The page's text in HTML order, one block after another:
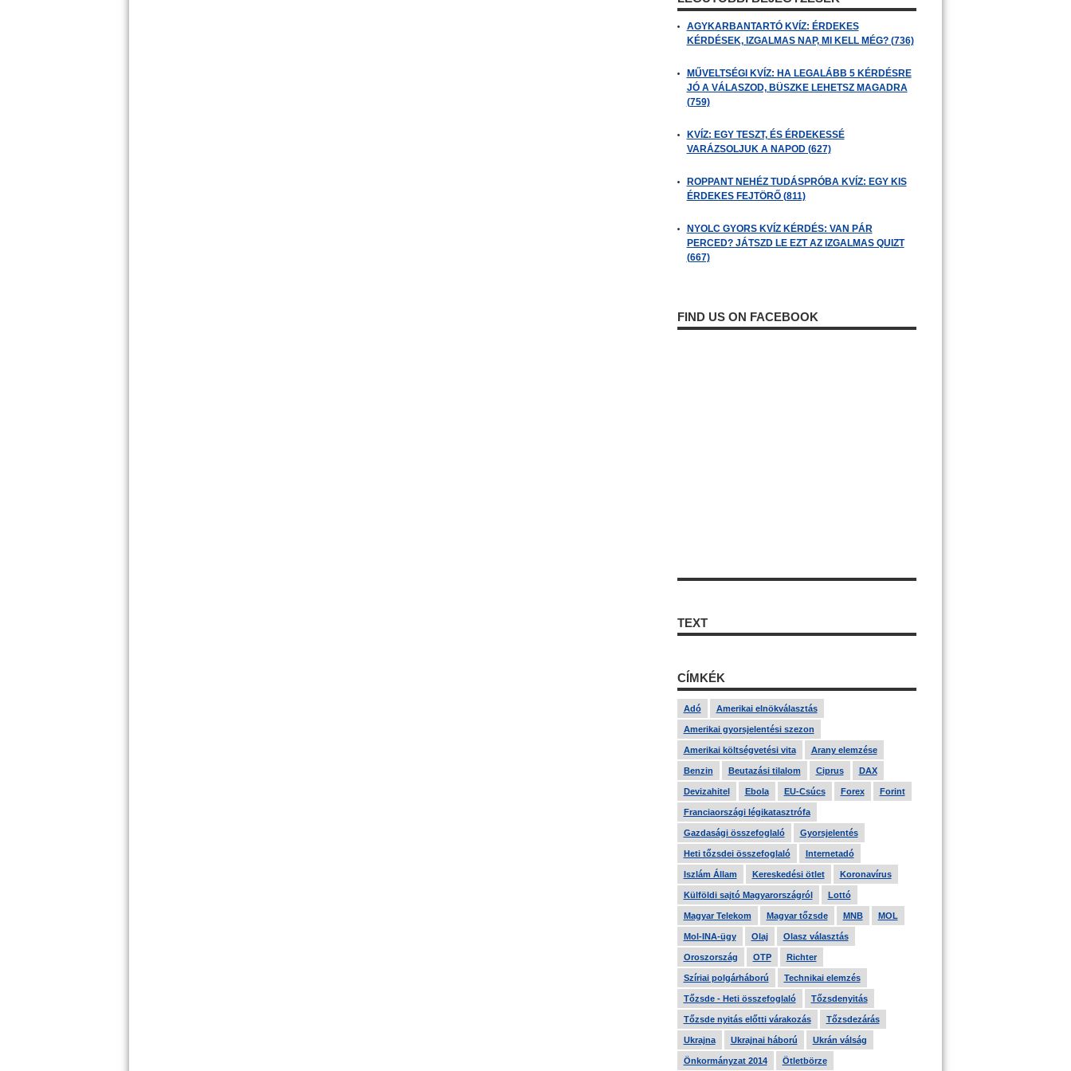
AGYKARBANTARTÓ KVÍZ: ÉRDEKES
KÉRDÉSEK, IZGALMAS NAP, MI KELL MÉG? (736)
MŰVELTSÉGI KVÍZ: HA LEGALÁBB 5 KÉRDÉSRE
JÓ A VÁLASZOD, BÜSZKE LEHETSZ MAGADRA
(759)
KVÍZ: EGY TESZT, ÉS ÉRDEKESSÉ
VARÁZSOLJUK A NAPOD (627)
ROPPANT NEHÉZ TUDÁSPRÓBA KVÍZ: EGY KIS
ÉRDEKES FEJTÖRŐ (811)
NYOLC GYORS KVÍZ KÉRDÉS: VAN PÁR
PERCED? JÁTSZD LE EZT AZ IZGALMAS QUIZT
(667)
FIND US ON FACEBOOK
TEXT
CÍMKÉK
Adó Amerikai elnökválasztás
Amerikai gyorsjelentési szezon
Amerikai költségvetési vita Arany elemzése
Benzin Beutazási tilalom Ciprus DAX
Devizahitel Ebola EU-Csúcs Forex Forint
Franciaországi légikatasztrófa
Gazdasági összefoglaló Gyorsjelentés
Heti tőzsdei összefoglaló Internetadó
Iszlám Állam Kereskedési ötlet Koronavírus
Külföldi sajtó Magyarországról Lottó
Magyar Telekom Magyar tőzsde MNB MOL
Mol-INA-ügy Olaj Olasz választás
Oroszország OTP Richter
Szíriai polgárháború Technikai elemzés
Tőzsde - Heti összefoglaló Tőzsdenyitás
Tőzsde nyitás előtti várakozás Tőzsdezárás
Ukrajna Ukrajnai háború Ukrán válság
Önkormányzat 2014 Ötletbörze